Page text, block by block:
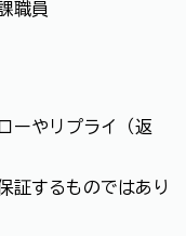
職員
ーやリプライ（返
証するものではあり